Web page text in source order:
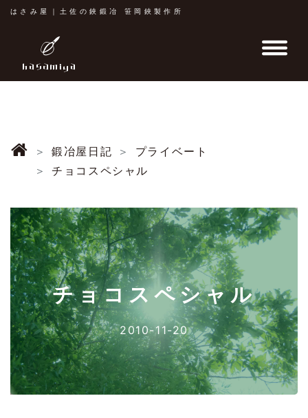
はさみ屋｜土佐の鋏鍛冶 笹岡鋏製作所
鍛冶屋日記
プライベート
チョコスペシャル
チョコスペシャル
2010-11-20